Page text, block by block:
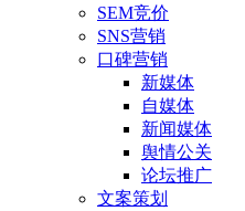
SEM竞价
SNS营销
口碑营销
新媒体
自媒体
新闻媒体
舆情公关
论坛推广
文案策划